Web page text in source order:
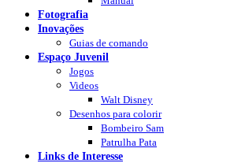
Fotografia
Inovações
Guias de comando
Espaço Juvenil
Jogos
Videos
Walt Disney
Desenhos para colorir
Bombeiro Sam
Patrulha Pata
Links de Interesse